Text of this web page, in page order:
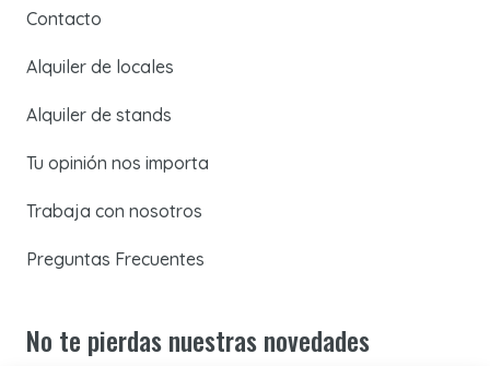
Contacto
Alquiler de locales
Alquiler de stands
Tu opinión nos importa
Trabaja con nosotros
Preguntas Frecuentes
No te pierdas nuestras novedades